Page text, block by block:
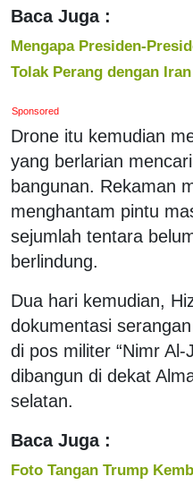
Baca Juga :
Mengapa Presiden-
Tolak Perang dengan
Sponsored
Drone itu kemudian
yang berlarian
bangunan. Rekaman
menghantam pintu
sejumlah tentara
berlindung.
Dua hari kemudian,
dokumentasi
di pos militer “Nimr Al-
dibangun di dekat
selatan.
Baca Juga :
Foto Tangan Trump